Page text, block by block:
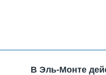
В Эль-Монте